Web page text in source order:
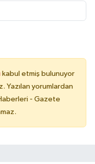
kabul etmiş bulunuyor
Yazılan yorumlardan
- Gazete